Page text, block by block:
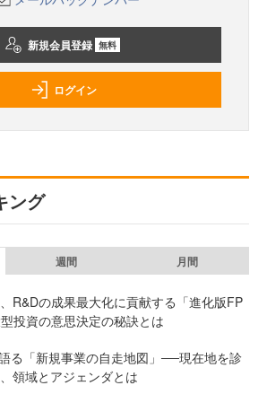
新規会員登録 無料
ログイン
ング
週間 月間
R&Dの成果最大化に貢献する「進化版FP
投資の意思決定の秘訣とは
る「新規事業の自走地図」──現在地を診
領域とアジェンダとは